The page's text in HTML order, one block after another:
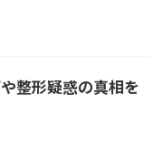
整形疑惑の真相を